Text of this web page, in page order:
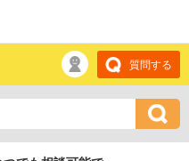
質問する